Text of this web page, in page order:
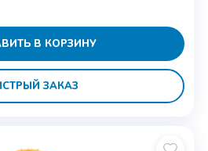
В КОРЗИНУ
ЗАКАЗ